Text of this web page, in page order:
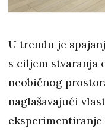
U trendu je
s ciljem stvaranja
neobičnog
naglašavajući